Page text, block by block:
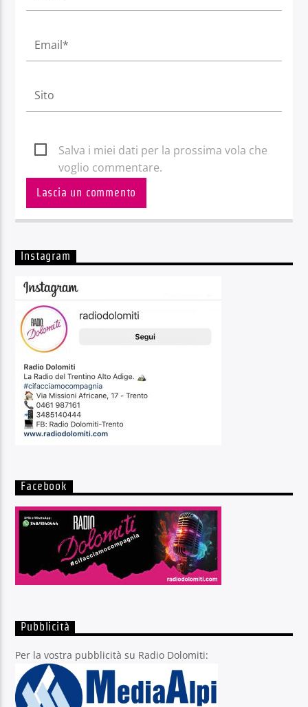
Salva i miei dati per la prossima vola che
voglio commentare.
Instagram
Facebook
Pubblicità
Per la vostra pubblicità su Radio Dolomiti: